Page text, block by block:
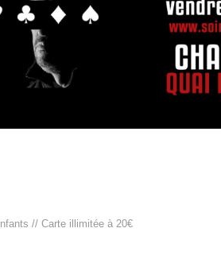
// Carte illimitée à 20€